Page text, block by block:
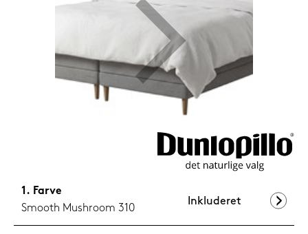
1.199,-
Farve
Smooth Mushroom 310
Inkluderet